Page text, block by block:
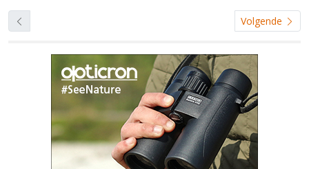
Volgende